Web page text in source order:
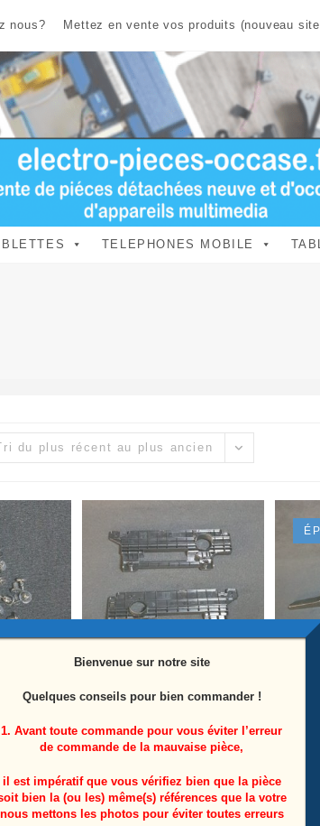
nous? Mettez en vente vos produits (nouveau
TELEPHONES MOBILE
du plus récent au plus ancien
Lg
€
parleurs + vis télé Lg
32LK500BPLA
15,00€
Bienvenue sur notre site
Quelques conseils pour bien commander !
1. Avant toute commande pour vous éviter l’erreur
de commande de la mauvaise pièce,
il est impératif que vous vérifiez bien que la pièce
bien la (ou les) même(s) références que la votre
nous mettons les photos pour éviter toutes erreurs